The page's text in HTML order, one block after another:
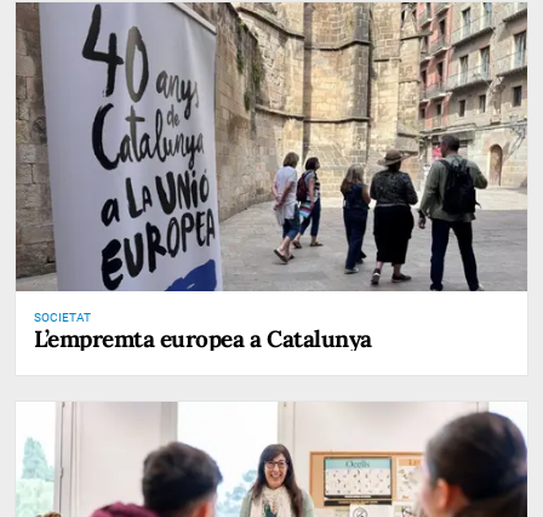
SOCIETAT
L’empremta europea a Catalunya